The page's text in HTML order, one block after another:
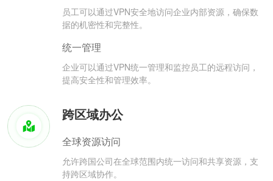
员工可以通过VPN安全地访问企业内部资源，确保数
据的机密性和完整性。
统一管理
企业可以通过VPN统一管理和监控员工的远程访问，
提高安全性和管理效率。
跨区域办公
全球资源访问
允许跨国公司在全球范围内统一访问和共享资源，支
持跨区域协作。